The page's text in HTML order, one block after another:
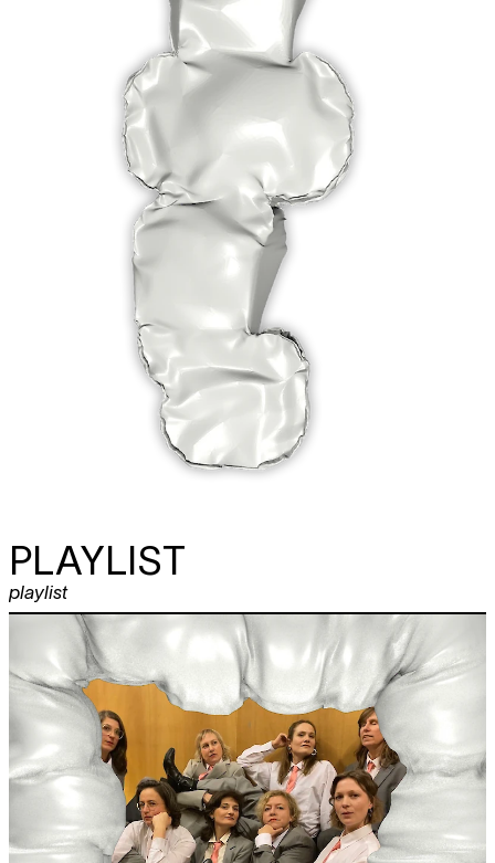
PLAYLIST
playlist